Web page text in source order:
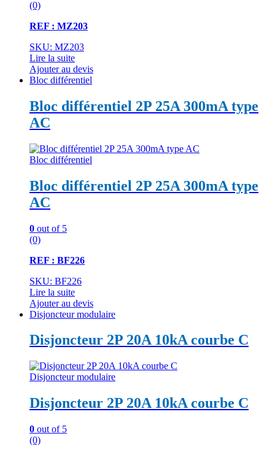
(0)
REF : MZ203
SKU: MZ203
Lire la suite
Ajouter au devis
Bloc différentiel
Bloc différentiel 2P 25A 300mA type
AC
Bloc différentiel
Bloc différentiel 2P 25A 300mA type
AC
0 out of 5
(0)
REF : BF226
SKU: BF226
Lire la suite
Ajouter au devis
Disjoncteur modulaire
Disjoncteur 2P 20A 10kA courbe C
Disjoncteur modulaire
Disjoncteur 2P 20A 10kA courbe C
0 out of 5
(0)